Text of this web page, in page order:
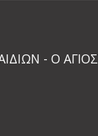
- Ο ΑΓΙΟΣ